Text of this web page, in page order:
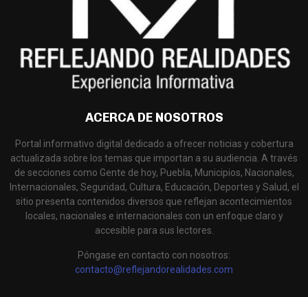
ACERCA DE NOSOTROS
Portal informativo digital dedicado a ofrecer noticias y cobertura
actualizada sobre los temas que importan a su audiencia. A través
de secciones como Gente de hoy, Puebla, Municipios, Nacionales,
Internacionales, Seguridad, Cultura, Educación, Deportes y Salud, el
sitio presenta contenidos diversos que reflejan acontecimientos
locales, nacionales e internacionales con un enfoque claro y
accesible para sus lectores.
Póngase en contacto con nosotros:
contacto@reflejandorealidades.com